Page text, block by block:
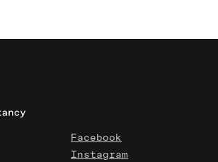
Facebook
Instagram